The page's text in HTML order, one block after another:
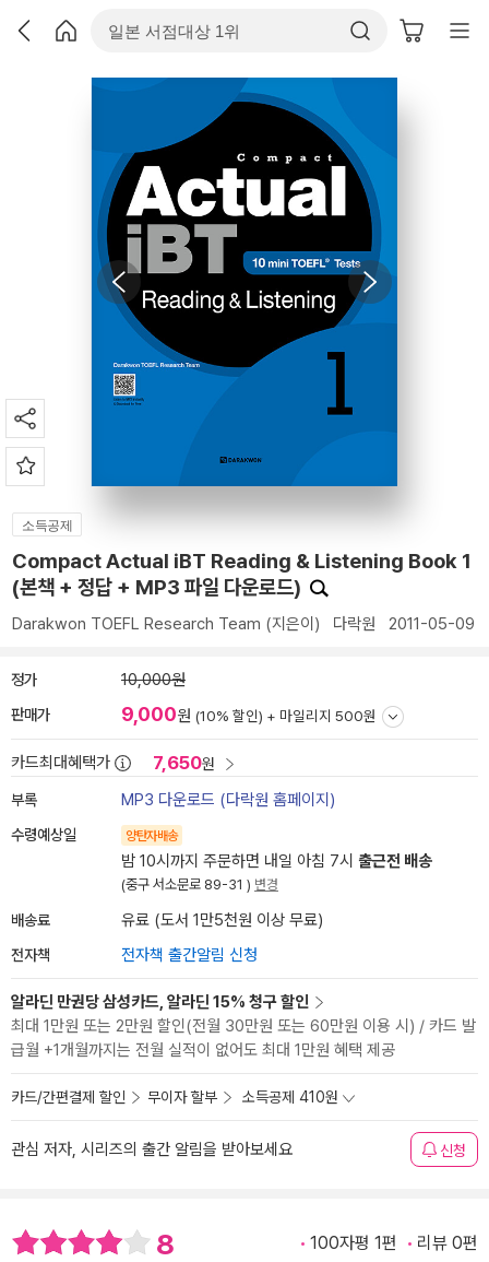
소득공제
Compact Actual iBT Reading & Listening Book 1
(본책 + 정답 + MP3 파일 다운로드)
Darakwon TOEFL Research Team (지은이) 다락원 2011-05-09
정가 10,000원
판매가 9,000원 (10% 할인) + 마일리지 500원
카드최대혜택가 7,650원
부록 MP3 다운로드 (다락원 홈페이지)
수령예상일 양탄자배송
밤 10시까지 주문하면 내일 아침 7시 출근전 배송
(중구 서소문로 89-31 ) 변경
배송료 유료 (도서 1만5천원 이상 무료)
전자책 전자책 출간알림 신청
알라딘 만권당 삼성카드, 알라딘 15% 청구 할인
최대 1만원 또는 2만원 할인(전월 30만원 또는 60만원 이용 시) / 카드 발
급월 +1개월까지는 전월 실적이 없어도 최대 1만원 혜택 제공
카드/간편결제 할인 무이자 할부 소득공제 410원
관심 저자, 시리즈의 출간 알림을 받아보세요 신청
8 100자평 1편 리뷰 0편